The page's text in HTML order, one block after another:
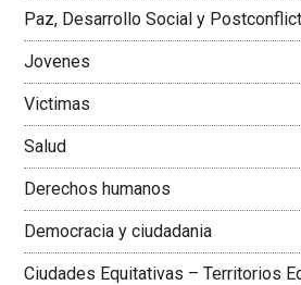
Paz, Desarrollo Social y
Jovenes
Victimas
Salud
Derechos humanos
Democracia y ciudadania
Ciudades Equitativas – Territorios